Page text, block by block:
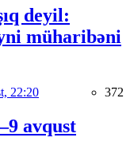
deyil:
müharibəni
22:20 372
avqust